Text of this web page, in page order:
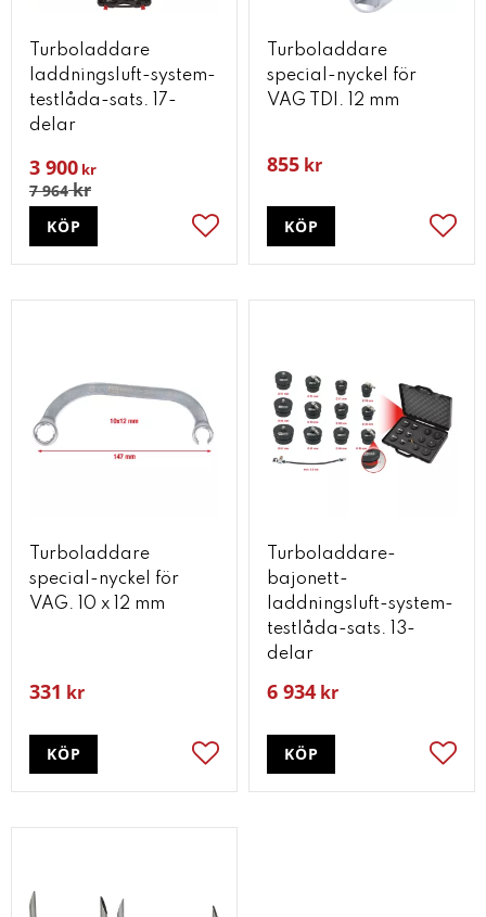
Turboladdare
laddningsluft-system-
testlåda-sats. 17-
delar
3 900 kr
7 964kr
Lägg till i favoriter
KÖP
Turboladdare
special-nyckel för
VAG TDI. 12 mm
855 kr
KÖP
Turboladdare
special-nyckel för
VAG. 10 x 12 mm
331 kr
Lägg till i favoriter
KÖP
Turboladdare-
bajonett-
laddningsluft-system-
testlåda-sats. 13-
delar
6 934 kr
KÖP